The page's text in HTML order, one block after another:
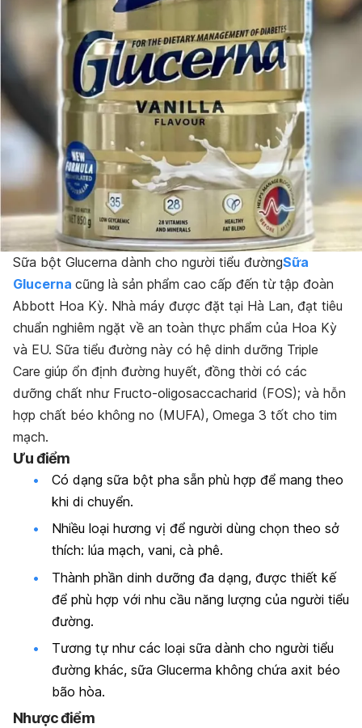
Sữa bột Glucerna dành cho người tiểu đườngSữa
Glucerna cũng là sản phẩm cao cấp đến từ tập đoàn
Abbott Hoa Kỳ. Nhà máy được đặt tại Hà Lan, đạt tiêu
chuẩn nghiêm ngặt về an toàn thực phẩm của Hoa Kỳ
và EU. Sữa tiểu đường này có hệ dinh dưỡng Triple
Care giúp ổn định đường huyết, đồng thời có các
dưỡng chất như Fructo-oligosaccacharid (FOS); và hỗn
hợp chất béo không no (MUFA), Omega 3 tốt cho tim
mạch.
Ưu điểm
Có dạng sữa bột pha sẵn phù hợp để mang theo
khi di chuyển.
Nhiều loại hương vị để người dùng chọn theo sở
thích: lúa mạch, vani, cà phê.
Thành phần dinh dưỡng đa dạng, được thiết kế
để phù hợp với nhu cầu năng lượng của người tiểu
đường.
Tương tự như các loại sữa dành cho người tiểu
đường khác, sữa Glucerma không chứa axit béo
bão hòa.
Nhược điểm